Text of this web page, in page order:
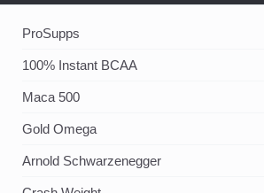
ProSupps
100% Instant BCAA
Maca 500
Gold Omega
Arnold Schwarzenegger